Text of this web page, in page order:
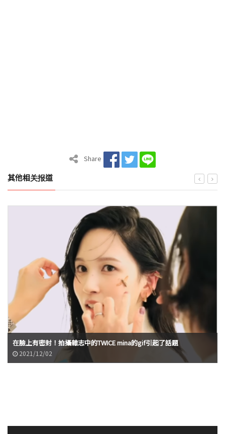
Share
其他相关报道
在臉上有密封！拍攝雜志中的TWICE mina的gif引起了話題
2021/12/02